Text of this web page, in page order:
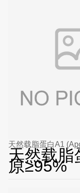
天然载脂蛋白A1
天然载脂
原≥95%